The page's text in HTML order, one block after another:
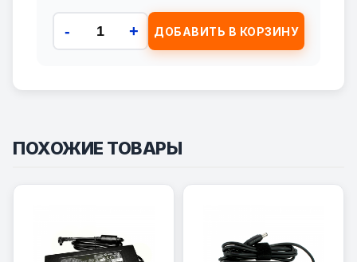
- + ДОБАВИТЬ В КОРЗИНУ
ПОХОЖИЕ ТОВАРЫ